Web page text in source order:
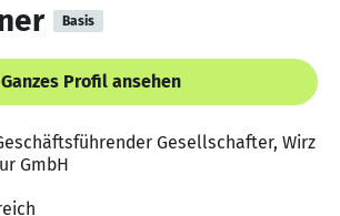
Basis
Ganzes Profil ansehen
Gesellschafter, Wirz
GmbH